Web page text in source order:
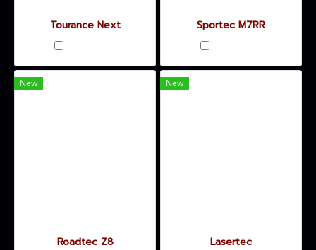
Tourance Next
Sportec M7RR
New
Roadtec Z8
New
Lasertec